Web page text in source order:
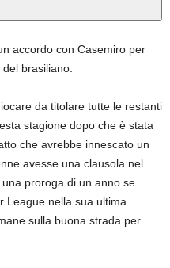
accordo con Casemiro per
brasiliano.
da titolare tutte le restanti
stagione dopo che è stata
che avrebbe innescato un
avesse una clausola nel
proroga di un anno se
League nella sua ultima
sulla buona strada per